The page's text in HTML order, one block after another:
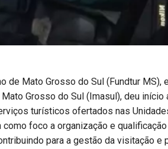
de Mato Grosso do Sul (Fundtur MS),
Grosso do Sul (Imasul), deu início
turísticos ofertados nas
como foco a organização e
para a gestão da visitação e